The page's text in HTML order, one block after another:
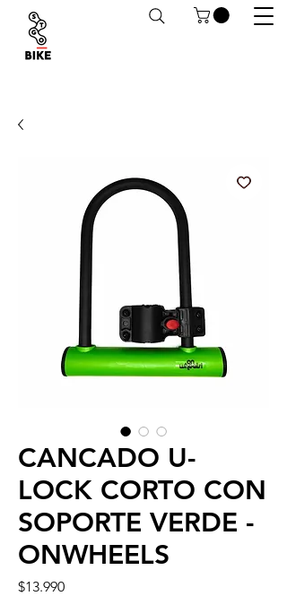
Despachos a todo Chile. Retiro en tiendas
CANCADO U-
LOCK CORTO CON
SOPORTE VERDE -
ONWHEELS
$13.990Precio